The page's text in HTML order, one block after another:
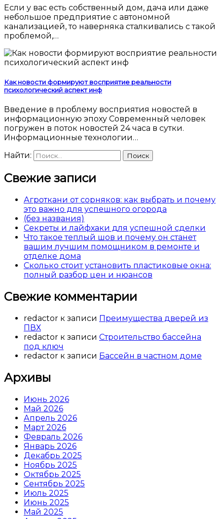
Если у вас есть собственный дом, дача или даже
небольшое предприятие с автономной
канализацией, то наверняка сталкивались с такой
проблемой,…
Как новости формируют восприятие реальности
психологический аспект инф
Введение в проблему восприятия новостей в
информационную эпоху Современный человек
погружен в поток новостей 24 часа в сутки.
Информационные технологии…
Найти:
Свежие записи
Агроткани от сорняков: как выбрать и почему
это важно для успешного огорода
(без названия)
Секреты и лайфхаки для успешной сделки
Что такое теплый шов и почему он станет
вашим лучшим помощником в ремонте и
отделке дома
Сколько стоит установить пластиковые окна:
полный разбор цен и нюансов
Свежие комментарии
redactor к записи Преимущества дверей из
ПВХ
redactor к записи Строительство бассейна
под ключ
redactor к записи Бассейн в частном доме
Архивы
Июнь 2026
Май 2026
Апрель 2026
Март 2026
Февраль 2026
Январь 2026
Декабрь 2025
Ноябрь 2025
Октябрь 2025
Сентябрь 2025
Июль 2025
Июнь 2025
Май 2025